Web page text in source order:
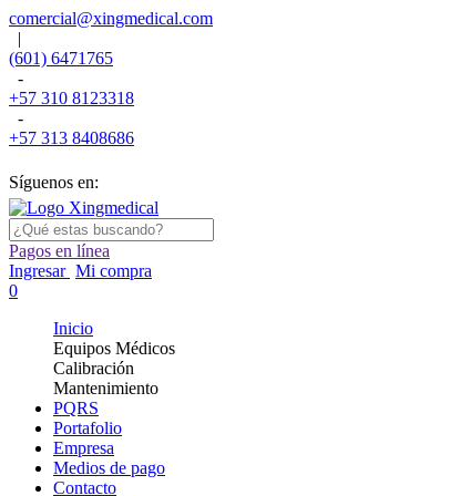
comercial@xingmedical.com
|
(601) 6471765
-
+57 310 8123318
-
+57 313 8408686
Síguenos en:
Pagos en línea
Ingresar Mi compra
0
Inicio
Equipos Médicos
Calibración
Mantenimiento
PQRS
Portafolio
Empresa
Medios de pago
Contacto